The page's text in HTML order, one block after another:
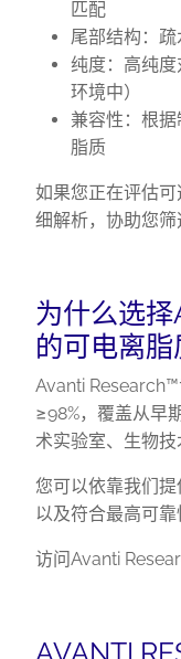
匹配
尾部结构：
纯度：高纯
环境中）
兼容性：根
脂质
如果您正在评估
细解析，协助您筛
为什么选择
的可电离脂
Avanti
≥98%，覆盖从早
术实验室、生物技
您可以依靠我们
以及符合最高可靠
访问Avanti
AVANTI